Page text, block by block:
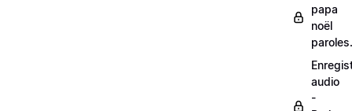
papa
noël
audio
-